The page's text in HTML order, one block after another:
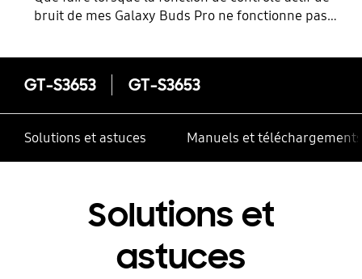
bruit de mes Galaxy Buds Pro ne fonctionne pas
GT-S3653 GT-S3653
Solutions et astuces Manuels et téléchargements
Solutions et
astuces